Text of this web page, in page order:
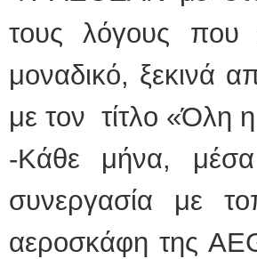
τους λόγους
μοναδικό, ξεκινά
με τον τίτλο «Όλη
-Κάθε μήνα,
συνεργασία με
αεροσκάφη της